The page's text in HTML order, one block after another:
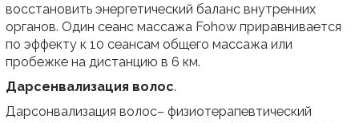
восстановить энергетический баланс внутренних
органов. Один сеанс массажа Fohow приравнивается
по эффекту к 10 сеансам общего массажа или
пробежке на дистанцию в 6 км.
Дарсенвализация волос.
Дарсонвализация волос– физиотерапевтический